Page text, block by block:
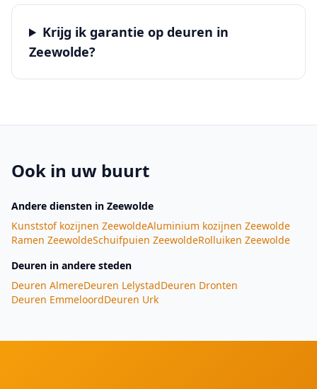
Krijg ik garantie op deuren in
Zeewolde?
Ook in uw buurt
Andere diensten in Zeewolde
Kunststof kozijnen ZeewoldeAluminium kozijnen Zeewolde
Ramen ZeewoldeSchuifpuien ZeewoldeRolluiken Zeewolde
Deuren in andere steden
Deuren AlmereDeuren LelystadDeuren Dronten
Deuren EmmeloordDeuren Urk